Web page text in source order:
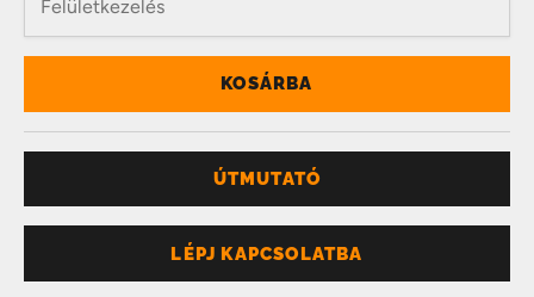
KOSÁRBA
ÚTMUTATÓ
LÉPJ KAPCSOLATBA